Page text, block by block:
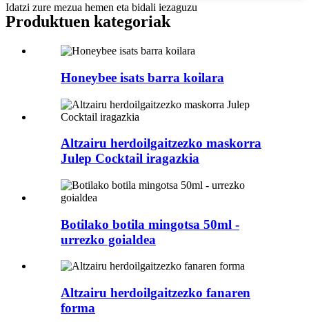
Idatzi zure mezua hemen eta bidali iezaguzu
Produktuen kategoriak
Honeybee isats barra koilara
Altzairu herdoilgaitzezko maskorra
Julep Cocktail iragazkia
Botilako botila mingotsa 50ml -
urrezko goialdea
Altzairu herdoilgaitzezko fanaren
forma